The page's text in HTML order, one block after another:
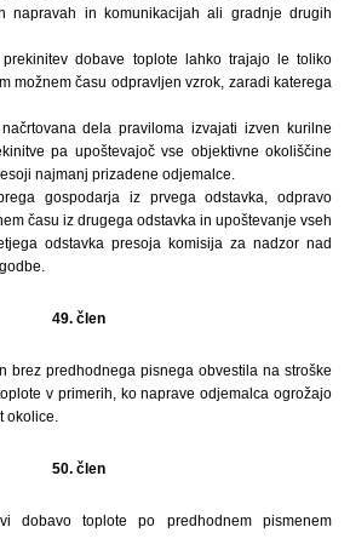
napravah in komunikacijah ali gradnje drugih
dobave toplote lahko trajajo le toliko
možnem času odpravljen vzrok, zaradi katerega
dela praviloma izvajati izven kurilne
pa upoštevajoč vse objektivne okoliščine
najmanj prizadene odjemalce.
gospodarja iz prvega odstavka, odpravo
času iz drugega odstavka in upoštevanje vseh
odstavka presoja komisija za nadzor nad
49. člen
brez predhodnega pisnega obvestila na stroške
v primerih, ko naprave odjemalca ogrožajo
okolice.
50. člen
dobavo toplote po predhodnem pismenem